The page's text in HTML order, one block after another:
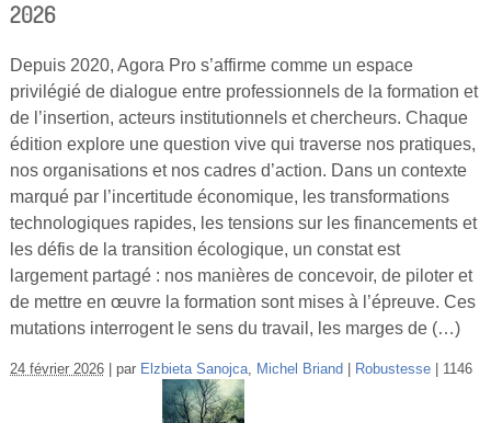
2026
Depuis 2020, Agora Pro s’affirme comme un espace
privilégié de dialogue entre professionnels de la formation et
de l’insertion, acteurs institutionnels et chercheurs. Chaque
édition explore une question vive qui traverse nos pratiques,
nos organisations et nos cadres d’action. Dans un contexte
marqué par l’incertitude économique, les transformations
technologiques rapides, les tensions sur les financements et
les défis de la transition écologique, un constat est
largement partagé : nos manières de concevoir, de piloter et
de mettre en œuvre la formation sont mises à l’épreuve. Ces
mutations interrogent le sens du travail, les marges de (…)
24 février 2026 par Elzbieta Sanojca, Michel Briand Robustesse 1146